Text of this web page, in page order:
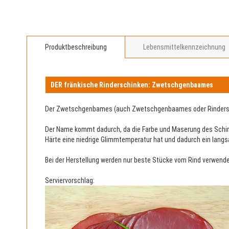
Produktbeschreibung
DER fränkische Rinderschinken: Zwetschgenbaames
Der Zwetschgenbames (auch Zwetschgenbaames oder
Der Name kommt dadurch, da die Farbe und Maserung des
Härte eine niedrige Glimmtemperatur hat und dadurch ein
Bei der Herstellung werden nur beste Stücke vom Rind
Serviervorschlag:
Lebensmittelkennzeichnung